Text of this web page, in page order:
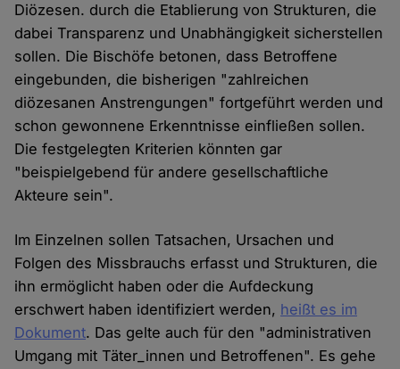
Diözesen. durch die Etablierung von Strukturen, die
dabei Transparenz und Unabhängigkeit sicherstellen
sollen. Die Bischöfe betonen, dass Betroffene
eingebunden, die bisherigen "zahlreichen
diözesanen Anstrengungen" fortgeführt werden und
schon gewonnene Erkenntnisse einfließen sollen.
Die festgelegten Kriterien könnten gar
"beispielgebend für andere gesellschaftliche
Akteure sein".
Im Einzelnen sollen Tatsachen, Ursachen und
Folgen des Missbrauchs erfasst und Strukturen, die
ihn ermöglicht haben oder die Aufdeckung
erschwert haben identifiziert werden, heißt es im
Dokument. Das gelte auch für den "administrativen
Umgang mit Täter_innen und Betroffenen". Es gehe